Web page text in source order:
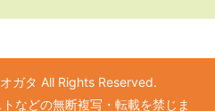
ガタ All Rights Reserved.
などの無断複写・転載を禁じま